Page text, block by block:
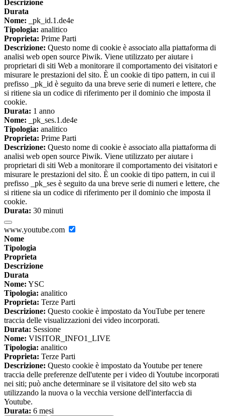
Descrizione
Durata
Nome: _pk_id.1.de4e
Tipologia: analitico
Proprieta: Prime Parti
Descrizione: Questo nome di cookie è associato alla piattaforma di
analisi web open source Piwik. Viene utilizzato per aiutare i
proprietari di siti Web a monitorare il comportamento dei visitatori e
misurare le prestazioni del sito. È un cookie di tipo pattern, in cui il
prefisso _pk_id è seguito da una breve serie di numeri e lettere, che
si ritiene sia un codice di riferimento per il dominio che imposta il
cookie.
Durata: 1 anno
Nome: _pk_ses.1.de4e
Tipologia: analitico
Proprieta: Prime Parti
Descrizione: Questo nome di cookie è associato alla piattaforma di
analisi web open source Piwik. Viene utilizzato per aiutare i
proprietari di siti Web a monitorare il comportamento dei visitatori e
misurare le prestazioni del sito. È un cookie di tipo pattern, in cui il
prefisso _pk_ses è seguito da una breve serie di numeri e lettere, che
si ritiene sia un codice di riferimento per il dominio che imposta il
cookie.
Durata: 30 minuti
www.youtube.com
Nome
Tipologia
Proprieta
Descrizione
Durata
Nome: YSC
Tipologia: analitico
Proprieta: Terze Parti
Descrizione: Questo cookie è impostato da YouTube per tenere
traccia delle visualizzazioni dei video incorporati.
Durata: Sessione
Nome: VISITOR_INFO1_LIVE
Tipologia: analitico
Proprieta: Terze Parti
Descrizione: Questo cookie è impostato da Youtube per tenere
traccia delle preferenze dell'utente per i video di Youtube incorporati
nei siti; può anche determinare se il visitatore del sito web sta
utilizzando la nuova o la vecchia versione dell'interfaccia di
Youtube.
Durata: 6 mesi